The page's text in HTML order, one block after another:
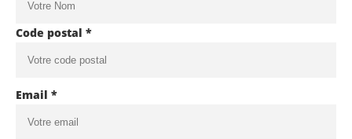
Code postal *
Email *